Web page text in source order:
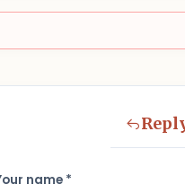
name *